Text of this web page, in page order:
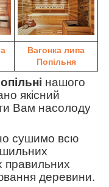
Вагонка липа
Попільня
нашого
якісний
Вам насолоду
сушимо всю
правильних
деревини.